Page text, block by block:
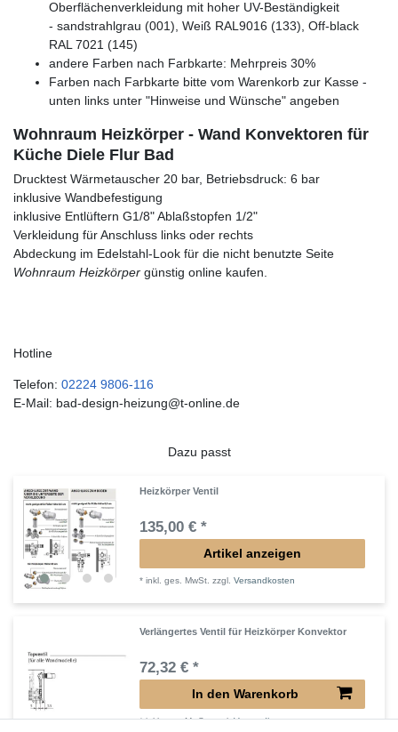
Oberflächenverkleidung mit hoher UV-Beständigkeit
- sandstrahlgrau (001), Weiß RAL9016 (133), Off-black
RAL 7021 (145)
andere Farben nach Farbkarte: Mehrpreis 30%
Farben nach Farbkarte bitte vom Warenkorb zur Kasse -
unten links unter "Hinweise und Wünsche" angeben
Wohnraum Heizkörper - Wand Konvektoren für
Küche Diele Flur Bad
Drucktest Wärmetauscher 20 bar, Betriebsdruck: 6 bar
inklusive Wandbefestigung
inklusive Entlüftern G1/8" Ablaßstopfen 1/2"
Verkleidung für Anschluss links oder rechts
Abdeckung im Edelstahl-Look für die nicht benutzte Seite
Wohnraum Heizkörper günstig online kaufen.
Hotline
Telefon: 02224 9806-116
E-Mail: bad-design-heizung@t-online.de
Dazu passt
Heizkörper Ventil
135,00 € *
Artikel anzeigen
*inkl. ges. MwSt. zzgl.Versandkosten
Verlängertes Ventil für Heizkörper Konvektor
72,32 € *
In den Warenkorb
*inkl. ges. MwSt.zzgl.Versandkosten